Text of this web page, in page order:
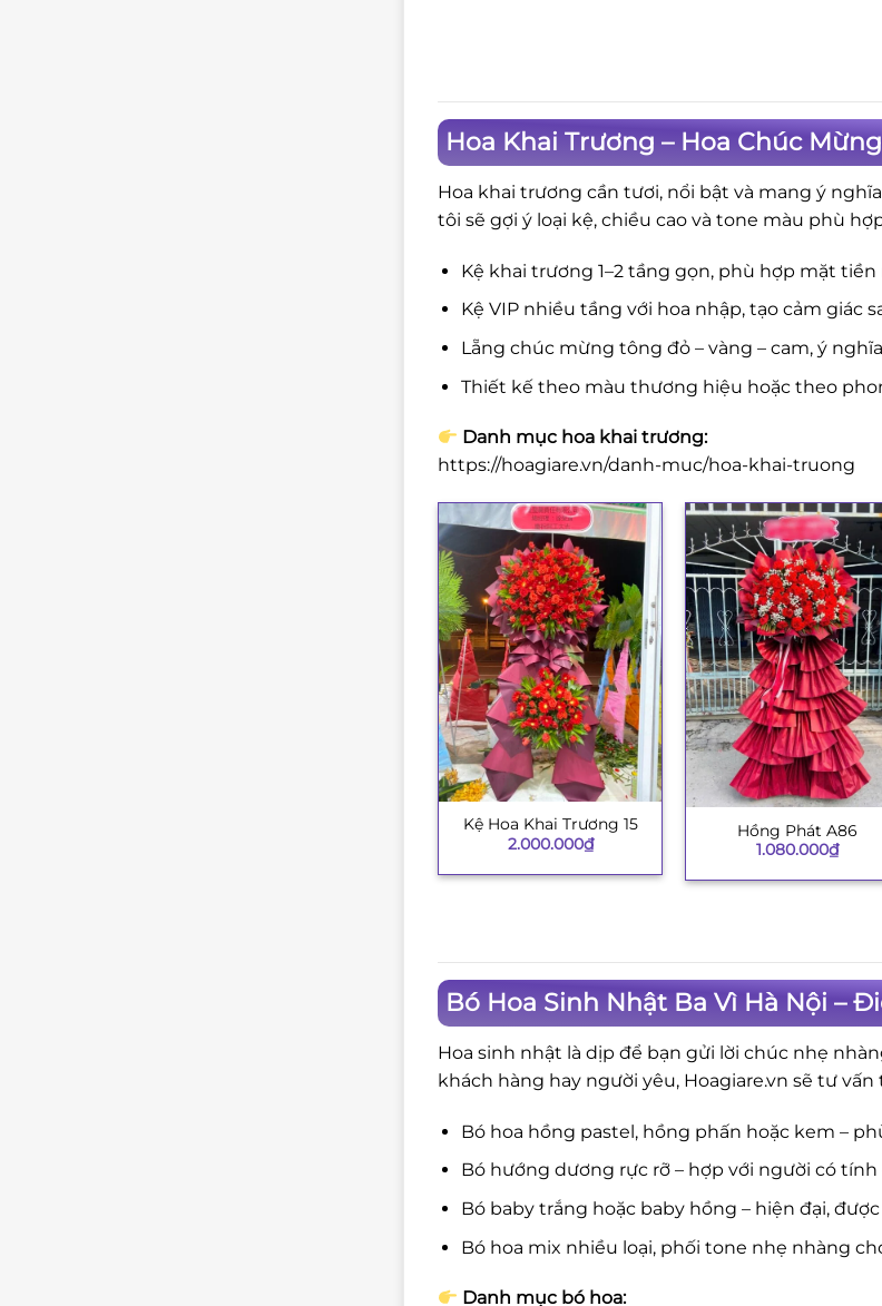
Hoa Khai Trương – Hoa Chúc
Hoa khai trương cần tươi, nổi bật và mang ý
tôi sẽ gợi ý loại kệ, chiều cao và tone màu phù
Kệ khai trương 1–2 tầng gọn, phù hợp mặt tiền
Kệ VIP nhiều tầng với hoa nhập, tạo cảm giác
Lẵng chúc mừng tông đỏ – vàng – cam, ý
Thiết kế theo màu thương hiệu hoặc theo
Danh mục hoa khai trương:
https://hoagiare.vn/danh-muc/hoa-khai-truong
+
Kệ Hoa Khai Trương 15
2.000.000₫
Hồng Phát A86
1.080.000₫
Bó Hoa Sinh Nhật Ba Vì Hà Nội –
Hoa sinh nhật là dịp để bạn gửi lời chúc nhẹ
khách hàng hay người yêu, Hoagiare.vn sẽ tư
Bó hoa hồng pastel, hồng phấn hoặc kem –
Bó hướng dương rực rỡ – hợp với người có
Bó baby trắng hoặc baby hồng – hiện đại,
Bó hoa mix nhiều loại, phối tone nhẹ nhàng
Danh mục bó hoa: